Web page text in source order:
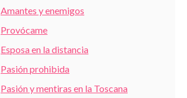
Amantes y enemigos
Provócame
Esposa en la distancia
Pasión prohibida
Pasión y mentiras en la Toscana